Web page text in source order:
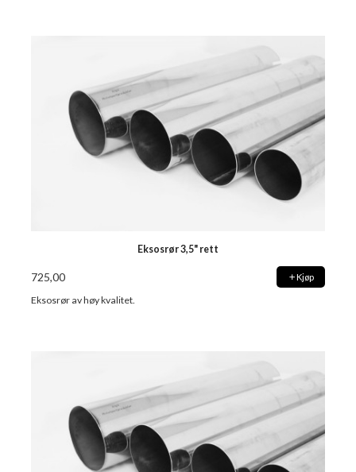
Eksosrør 3,5" rett
725,00 Kjøp
Eksosrør av høy kvalitet.